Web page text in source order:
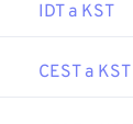
IDT a KST
CEST a KST